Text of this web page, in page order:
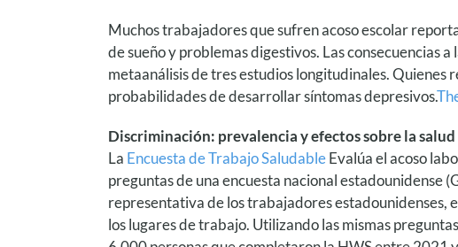
Muchos trabajadores que sufren acoso escolar
de sueño y problemas digestivos. Las consecuencias
metaanálisis de tres estudios longitudinales. Quienes
probabilidades de desarrollar síntomas depresivos.
Discriminación: prevalencia y efectos sobre la salud
La Encuesta de Trabajo SaludableEvalúa el acoso
preguntas de una encuesta nacional estadounidense
representativa de los trabajadores estadounidenses,
los lugares de trabajo. Utilizando las mismas